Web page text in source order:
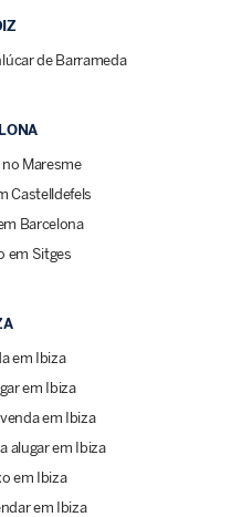
de Barrameda
Maresme
Castelldefels
Barcelona
em Sitges
em Ibiza
em Ibiza
em Ibiza
alugar em Ibiza
em Ibiza
em Ibiza